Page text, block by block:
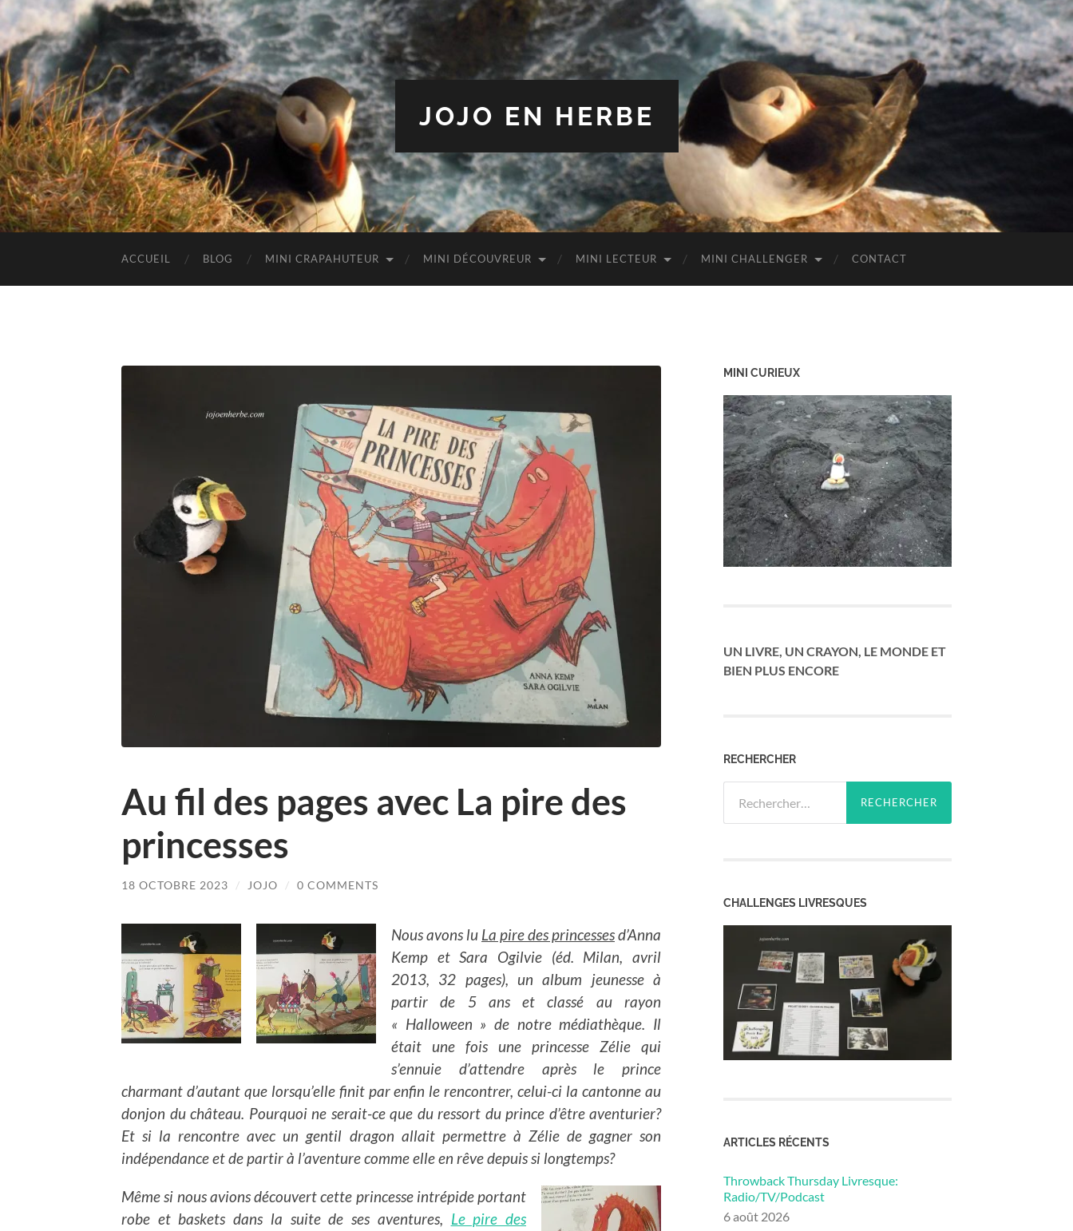
JOJO EN HERBE
ACCUEIL BLOG MINI CRAPAHUTEUR MINI DÉCOUVREUR MINI LECTEUR MINI CHALLENGER CONTACT
Au fil des pages avec La pire des
princesses
18 OCTOBRE 2023 / JOJO / 0 COMMENTS
Nous avons lu La pire des princessesd’Anna
Kemp et Sara Ogilvie (éd. Milan, avril
2013, 32 pages), un album jeunesse à
partir de 5 ans et classé au rayon
« Halloween » de notre médiathèque. Il
était une fois une princesse Zélie qui
s’ennuie d’attendre après le prince
charmant d’autant que lorsqu’elle finit par enfin le rencontrer, celui-ci la cantonne au
donjon du château. Pourquoi ne serait-ce que du ressort du prince d’être aventurier?
Et si la rencontre avec un gentil dragon allait permettre à Zélie de gagner son
indépendance et de partir à l’aventure comme elle en rêve depuis si longtemps?
Même si nous avions découvert cette princesse intrépide portant
robe et baskets dans la suite de ses aventures, Le pire des
MINI CURIEUX
UN LIVRE, UN CRAYON, LE MONDE ET
BIEN PLUS ENCORE
RECHERCHER
CHALLENGES LIVRESQUES
ARTICLES RÉCENTS
Throwback Thursday Livresque:
Radio/TV/Podcast
6 août 2026